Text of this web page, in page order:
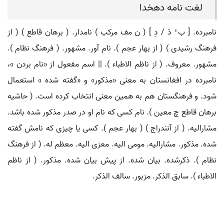
لغت نامه دهخدا
نامبرده. [ ب ُ دَ / دِ ] ( ن مف مرکب ) نامدار. ( برهان قاطع ) ( از
فرهنگ رشیدی ) ( از بهار عجم ). نام آور. مشهور. ( فرهنگ نظام ).
مشهور. معروف. ( از ناظم الاطباء ). || اسم مفعول از «نام بردن »،
نامبرده در افغانستان به معنی «مذکور» و «گفته شده » استعمال
شود. و فرهنگستان هم به همین معنی انتخاب کرده است. ( حاشیه
برهان قاطع چ معین ). نام کسی که نام او در صدر مذکور شده باشد.
مشارالیه. ( از آنندراج ) ( بهار عجم ). کسی یا چیزی که نامش گفته
شده. مذکور. مشارالیه. مومی الیه. معزی الیه. معظم له. ( از فرهنگ
نظام ). ذکرشده. بیان شده. از پیش بیان شده. مذکور. ( از ناظم
الاطباء ). سابق الذکر. مزبور. سالف الذکر.